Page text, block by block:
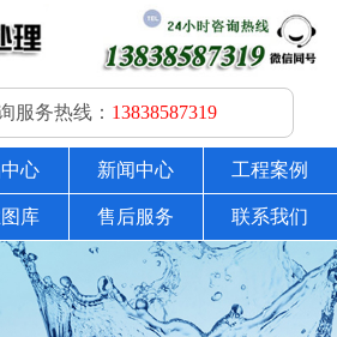
服务热线： 13838587319
心 新闻中心 工程案例
库 售后服务 联系我们